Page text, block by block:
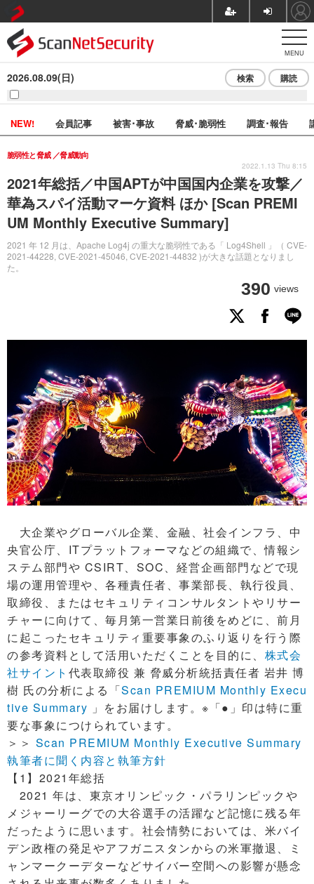
MENU
2026.08.09(日) 検索 購読
NEW! 会員記事 被害･事故 脅威･脆弱性 調査･報告
2021年総括／中国APTが中国国内企業を攻撃／
華為スパイ活動マーケ資料 ほか [Scan PREMI
UM Monthly Executive Summary]
2021 年 12 月は、Apache Log4j の重大な脆弱性である「 Log4Shell 」（ CVE-
2021-44228, CVE-2021-45046, CVE-2021-44832 )が大きな話題となりまし
た。
脆弱性と脅威 脅威動向
390 views
2022.1.13 Thu 8:15
大企業やグローバル企業、金融、社会インフラ、中
央官公庁、ITプラットフォーマなどの組織で、情報シ
ステム部門や CSIRT、SOC、経営企画部門などで現
場の運用管理や、各種責任者、事業部長、執行役員、
取締役、またはセキュリティコンサルタントやリサー
チャーに向けて、毎月第一営業日前後をめどに、前月
に起こったセキュリティ重要事象のふり返りを行う際
の参考資料として活用いただくことを目的に、 株式会
社サイント 代表取締役 兼 脅威分析統括責任者 岩井 博
樹 氏の分析による「Scan PREMIUM Monthly Execu
tive Summary 」をお届けします。※「●」印は特に重
要な事象につけられています。
＞＞ Scan PREMIUM Monthly Executive Summary
執筆者に聞く内容と執筆方針
【1】2021年総括
2021 年は、東京オリンピック・パラリンピックや
メジャーリーグでの大谷選手の活躍など記憶に残る年
だったように思います。社会情勢においては、米バイ
デン政権の発足やアフガニスタンからの米軍撤退、ミ
ャンマークーデターなどサイバー空間への影響が懸念